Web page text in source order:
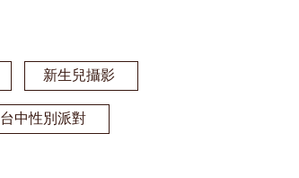
新生兒攝影
台中性別派對